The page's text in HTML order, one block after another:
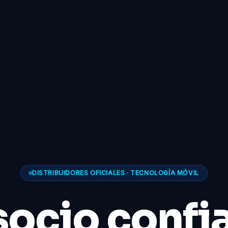
DISTRIBUIDORES OFICIALES · TECNOLOGÍA MÓVIL